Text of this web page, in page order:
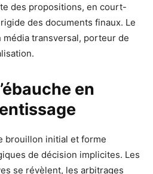
des propositions, en court-
des documents finaux. Le
transversal, porteur de
en
brouillon initial et forme
de décision implicites. Les
se révèlent, les arbitrages